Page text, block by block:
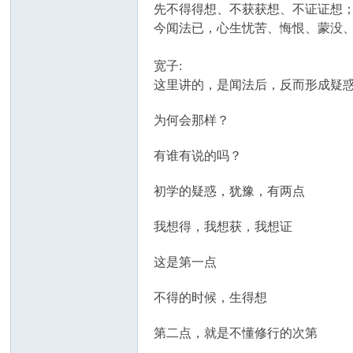
先不得得想、不获获想、不证证想；
今闻法已，心生忧苦、悔恨、蒙没、
宽子:
这里讲的，是闻法后，反而形成疑
为何会那样？
有谁有说的吗？
初学的疑惑，犹豫，有两点
我想得，我想获，我想证
这是第一点
不得的时候，生得想
第二点，就是不懂修行的次第